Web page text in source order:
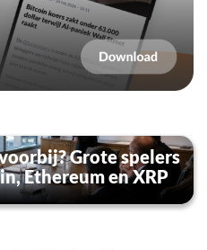
Grote spelers
Ethereum en XRP